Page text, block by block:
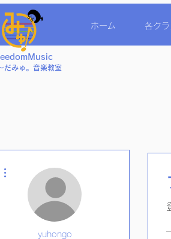
ホーム 各ク
だみゅ。音楽教室
yuhongo